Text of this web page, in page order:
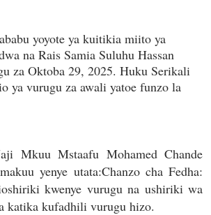
yoyote ya kuitikia miito ya
na Rais Samia Suluhu Hassan
za Oktoba 29, 2025. Huku Serikali
ya vurugu za awali yatoe funzo la
Mkuu Mstaafu Mohamed Chande
yenye utata:Chanzo cha Fedha:
kwenye vurugu na ushiriki wa
katika kufadhili vurugu hizo.